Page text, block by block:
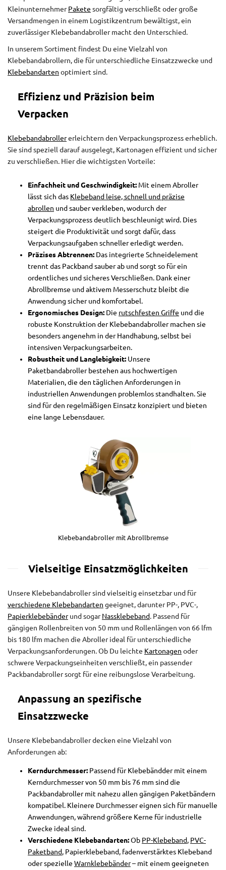
KleinunternehmerPakete sorgfältig verschließt oder große
Versandmengen in einem Logistikzentrum bewältigst, ein
zuverlässiger Klebebandabroller macht den Unterschied.
In unserem Sortiment findest Du eine Vielzahl von
Klebebandabrollern, die für unterschiedliche Einsatzzwecke und
Klebebandarten optimiert sind.
Effizienz und Präzision beim
Verpacken
Klebebandabrollererleichtern den Verpackungsprozess erheblich.
Sie sind speziell darauf ausgelegt, Kartonagen effizient und sicher
zu verschließen. Hier die wichtigsten Vorteile:
Einfachheit und Geschwindigkeit: Mit einem Abroller
lässt sich das Klebeband leise, schnell und präzise
abrollen und sauber verkleben, wodurch der
Verpackungsprozess deutlich beschleunigt wird. Dies
steigert die Produktivität und sorgt dafür, dass
Verpackungsaufgaben schneller erledigt werden.
Präzises Abtrennen: Das integrierte Schneidelement
trennt das Packband sauber ab und sorgt so für ein
ordentliches und sicheres Verschließen. Dank einer
Abrollbremse und aktivem Messerschutz bleibt die
Anwendung sicher und komfortabel.
Ergonomisches Design: Die rutschfesten Griffe und die
robuste Konstruktion der Klebebandabroller machen sie
besonders angenehm in der Handhabung, selbst bei
intensiven Verpackungsarbeiten.
Robustheit und Langlebigkeit: Unsere
Paketbandabroller bestehen aus hochwertigen
Materialien, die den täglichen Anforderungen in
industriellen Anwendungen problemlos standhalten. Sie
sind für den regelmäßigen Einsatz konzipiert und bieten
eine lange Lebensdauer.
Klebebandabroller mit Abrollbremse
Vielseitige Einsatzmöglichkeiten
Unsere Klebebandabroller sind vielseitig einsetzbar und für
verschiedene Klebebandarten geeignet, darunter PP-, PVC-,
Papierklebebänderund sogarNassklebeband. Passend für
gängigen Rollenbreiten von 50 mm und Rollenlängen von 66 lfm
bis 180 lfm machen die Abroller ideal für unterschiedliche
Verpackungsanforderungen. Ob Du leichte Kartonagen oder
schwere Verpackungseinheiten verschließt, ein passender
Packbandabroller sorgt für eine reibungslose Verarbeitung.
Anpassung an spezifische
Einsatzzwecke
Unsere Klebebandabroller decken eine Vielzahl von
Anforderungen ab:
Kerndurchmesser: Passend für Klebebändder mit einem
Kerndurchmesser von 50 mm bis 76 mm sind die
Packbandabroller mit nahezu allen gängigen Paketbändern
kompatibel. Kleinere Durchmesser eignen sich für manuelle
Anwendungen, während größere Kerne für industrielle
Zwecke ideal sind.
Verschiedene Klebebandarten:Ob PP-Klebeband, PVC-
Paketband, Papierklebeband, fadenverstärktes Klebeband
oder spezielle Warnklebebänder– mit einem geeigneten